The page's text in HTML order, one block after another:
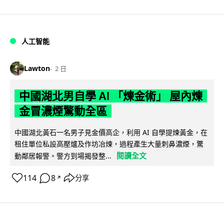
人工智能
Lawton 2 日
中國湖北男自學 AI 「煉金術」 屋內煉
金冒濃煙驚動全區
中國湖北黃石一名男子見金價高企，利用 AI 自學提煉黃金，在
租住單位私設高壓爐及作坊冶煉，過程產生大量刺鼻濃煙，驚
動鄰居報警。警方到場揭發整...
閱讀全文
114 8 ↗ 分享